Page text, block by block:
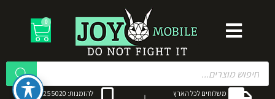
0
משלוחים לכל הארץ להזמנות: 053-3255020